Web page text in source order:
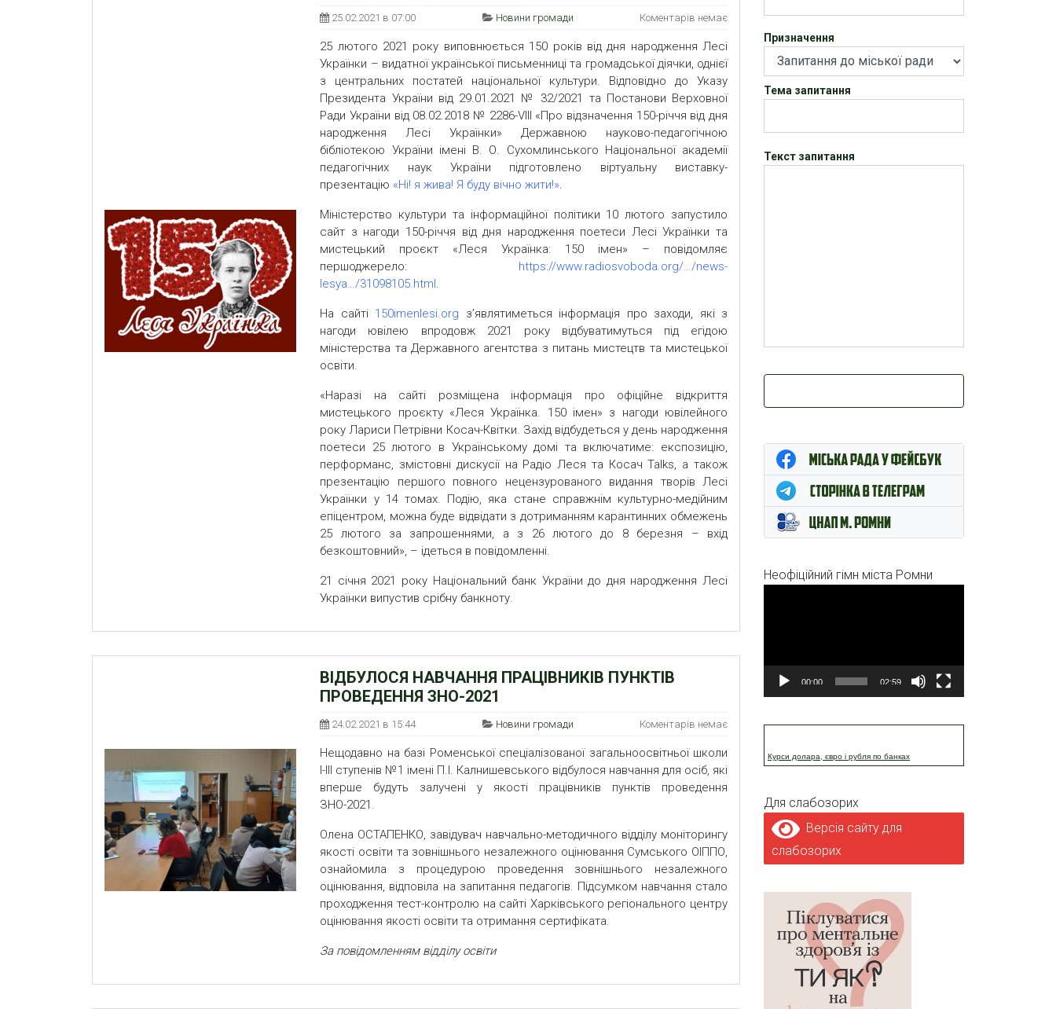
25.02.2021 в 07:00 Новини громади Коментарів немає
25 лютого 2021 року виповнюється 150 років від дня народження Лесі
Українки – видатної української письменниці та громадської діячки, однієї
з центральних постатей національної культури. Відповідно до Указу
Президента України від 29.01.2021 № 32/2021 та Постанови Верховної
Ради України від 08.02.2018 № 2286-VIII «Про відзначення 150-річчя від дня
народження Лесі Українки» Державною науково-педагогічною
бібліотекою України імені В. О. Сухомлинського Національної академії
педагогічних наук України підготовлено віртуальну виставку-
презентацію «Ні! я жива! Я буду вічно жити!».
Міністерство культури та інформаційної політики 10 лютого запустило
сайт з нагоди 150-річчя від дня народження поетеси Лесі Українки та
мистецький проєкт «Леся Українка: 150 імен» – повідомляє
першоджерело: https://www.radiosvoboda.org/…/news-
lesya…/31098105.html.
На сайті 150imenlesi.org з’являтиметься інформація про заходи, які з
нагоди ювілею впродовж 2021 року відбуватимуться під егідою
міністерства та Державного агентства з питань мистецтв та мистецької
освіти.
«Наразі на сайті розміщена інформація про офіційне відкриття
мистецького проєкту «Леся Українка. 150 імен» з нагоди ювілейного
року Лариси Петрівни Косач-Квітки. Захід відбудеться у день народження
поетеси 25 лютого в Українському домі та включатиме: експозицію,
перформанс, змістовні дискусії на Радіо Леся та Косач Talks, а також
презентацію першого повного нецензурованого видання творів Лесі
Українки у 14 томах. Подію, яка стане справжнім культурно-медійним
епіцентром, можна буде відвідати з дотриманням карантинних обмежень
25 лютого за запрошеннями, а з 26 лютого до 8 березня – вхід
безкоштовний», – ідеться в повідомленні.
21 січня 2021 року Національний банк України до дня народження Лесі
Українки випустив срібну банкноту.
ВІДБУЛОСЯ НАВЧАННЯ ПРАЦІВНИКІВ ПУНКТІВ
ПРОВЕДЕННЯ ЗНО-2021
24.02.2021 в 15:44 Новини громади Коментарів немає
Нещодавно на базі Роменської спеціалізованої загальноосвітньої школи
І-ІІІ ступенів №1 імені П.І. Калнишевського відбулося навчання для осіб, які
вперше будуть залучені у якості працівників пунктів проведення
ЗНО-2021.
Олена ОСТАПЕНКО, завідувач навчально-методичного відділу моніторингу
якості освіти та зовнішнього незалежного оцінювання Сумського ОІППО,
ознайомила з процедурою проведення зовнішнього незалежного
оцінювання, відповіла на запитання педагогів. Підсумком навчання стало
проходження тест-контролю на сайті Харківського регіонального центру
оцінювання якості освіти та отримання сертифіката.
За повідомленням відділу освіти
Призначення
Тема запитання
Текст запитання
Неофіційний гімн міста Ромни
00:00 02:59
Курси долара, євро і рубля по банках
Для слабозорих
Версія сайту для
слабозорих